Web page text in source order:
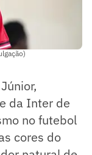
da Inter de
no futebol
cores do